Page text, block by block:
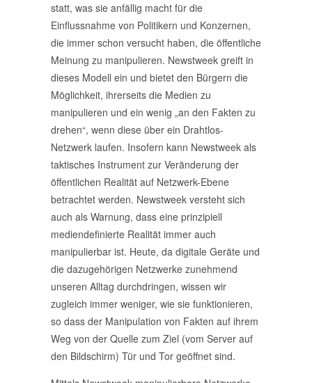
statt, was sie anfällig macht für die
Einflussnahme von Politikern und Konzernen,
die immer schon versucht haben, die öffentliche
Meinung zu manipulieren. Newstweek greift in
dieses Modell ein und bietet den Bürgern die
Möglichkeit, ihrerseits die Medien zu
manipulieren und ein wenig „an den Fakten zu
drehen“, wenn diese über ein Drahtlos-
Netzwerk laufen. Insofern kann Newstweek als
taktisches Instrument zur Veränderung der
öffentlichen Realität auf Netzwerk-Ebene
betrachtet werden. Newstweek versteht sich
auch als Warnung, dass eine prinzipiell
mediendefinierte Realität immer auch
manipulierbar ist. Heute, da digitale Geräte und
die dazugehörigen Netzwerke zunehmend
unseren Alltag durchdringen, wissen wir
zugleich immer weniger, wie sie funktionieren,
so dass der Manipulation von Fakten auf ihrem
Weg von der Quelle zum Ziel (vom Server auf
den Bildschirm) Tür und Tor geöffnet sind.